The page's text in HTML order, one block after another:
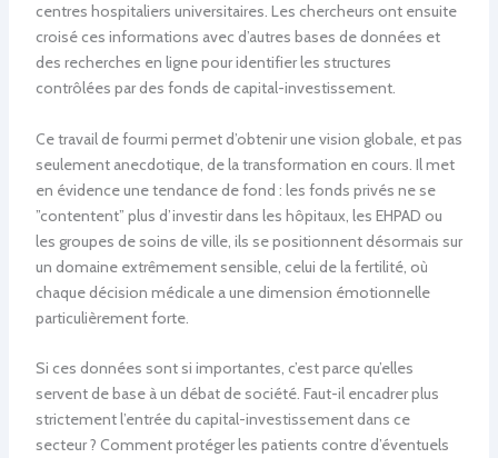
centres hospitaliers universitaires. Les chercheurs ont ensuite
croisé ces informations avec d’autres bases de données et
des recherches en ligne pour identifier les structures
contrôlées par des fonds de capital-investissement.
Ce travail de fourmi permet d’obtenir une vision globale, et pas
seulement anecdotique, de la transformation en cours. Il met
en évidence une tendance de fond : les fonds privés ne se
”contentent” plus d’investir dans les hôpitaux, les EHPAD ou
les groupes de soins de ville, ils se positionnent désormais sur
un domaine extrêmement sensible, celui de la fertilité, où
chaque décision médicale a une dimension émotionnelle
particulièrement forte.
Si ces données sont si importantes, c’est parce qu’elles
servent de base à un débat de société. Faut-il encadrer plus
strictement l’entrée du capital-investissement dans ce
secteur ? Comment protéger les patients contre d’éventuels